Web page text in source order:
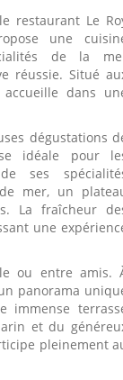
restaurant Le
une
de la
réussie. Situé
dans
dégustations
idéale pour
ses
mer, un
La fraîcheur
une
ou entre amis.
panorama
et du
pleinement